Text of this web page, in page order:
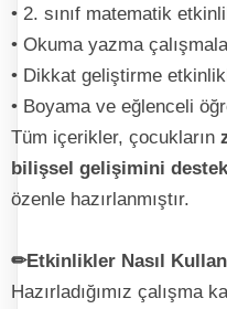
• 2. sınıf matematik
• Okuma yazma
• Dikkat geliştirme
• Boyama ve eğlenceli
Tüm içerikler, çocukların
bilişsel gelişimini
özenle hazırlanmıştır.
✏Etkinlikler Nasıl
Hazırladığımız çalışma